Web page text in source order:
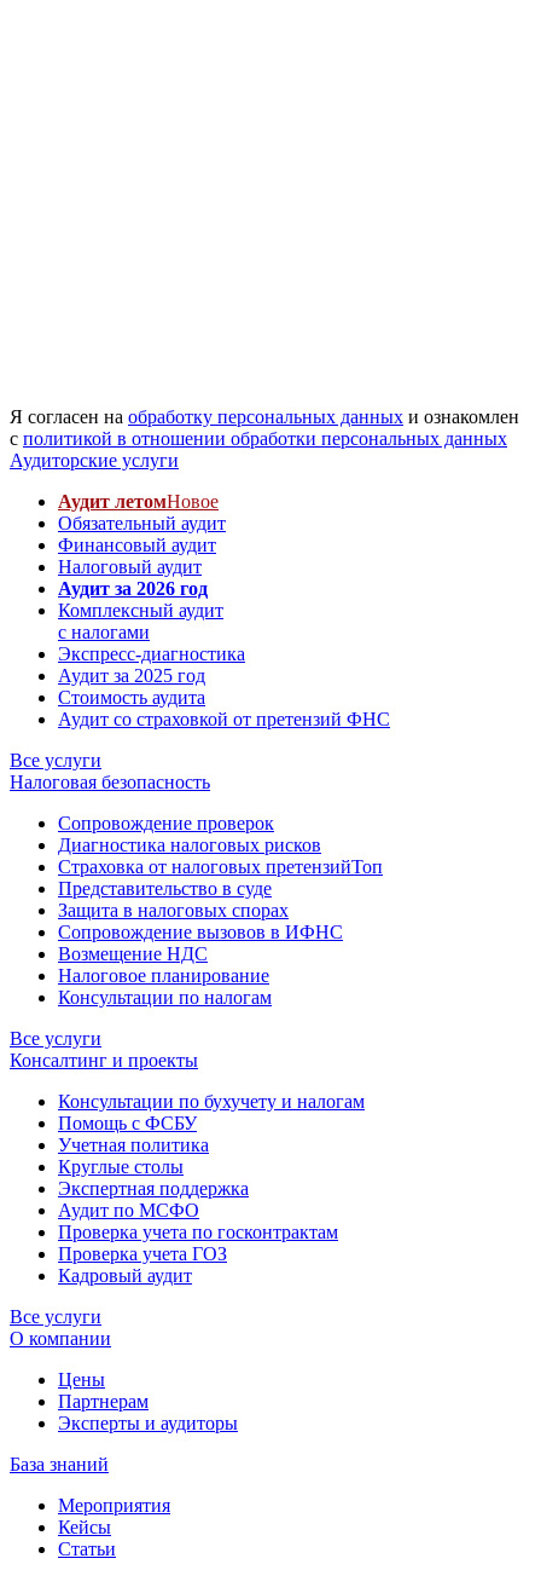
Я согласен на обработку персональных данных и ознакомлен
с политикой в отношении обработки персональных данных
Аудиторские услуги
Аудит летомНовое
Обязательный аудит
Финансовый аудит
Налоговый аудит
Аудит за 2026 год
Комплексный аудит
с налогами
Экспресс-диагностика
Аудит за 2025 год
Стоимость аудита
Аудит со страховкой от претензий ФНС
Все услуги
Налоговая безопасность
Сопровождение проверок
Диагностика налоговых рисков
Страховка от налоговых претензийТоп
Представительство в суде
Защита в налоговых спорах
Сопровождение вызовов в ИФНС
Возмещение НДС
Налоговое планирование
Консультации по налогам
Все услуги
Консалтинг и проекты
Консультации по бухучету и налогам
Помощь с ФСБУ
Учетная политика
Круглые столы
Экспертная поддержка
Аудит по МСФО
Проверка учета по госконтрактам
Проверка учета ГОЗ
Кадровый аудит
Все услуги
О компании
Цены
Партнерам
Эксперты и аудиторы
База знаний
Мероприятия
Кейсы
Статьи